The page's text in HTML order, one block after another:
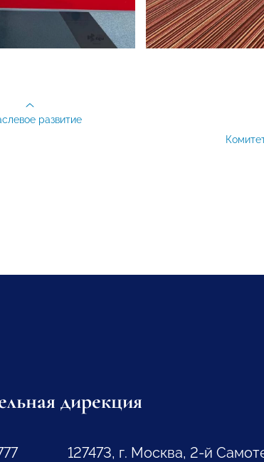
развитие
дирекция
127473, г. Москва, 2-й